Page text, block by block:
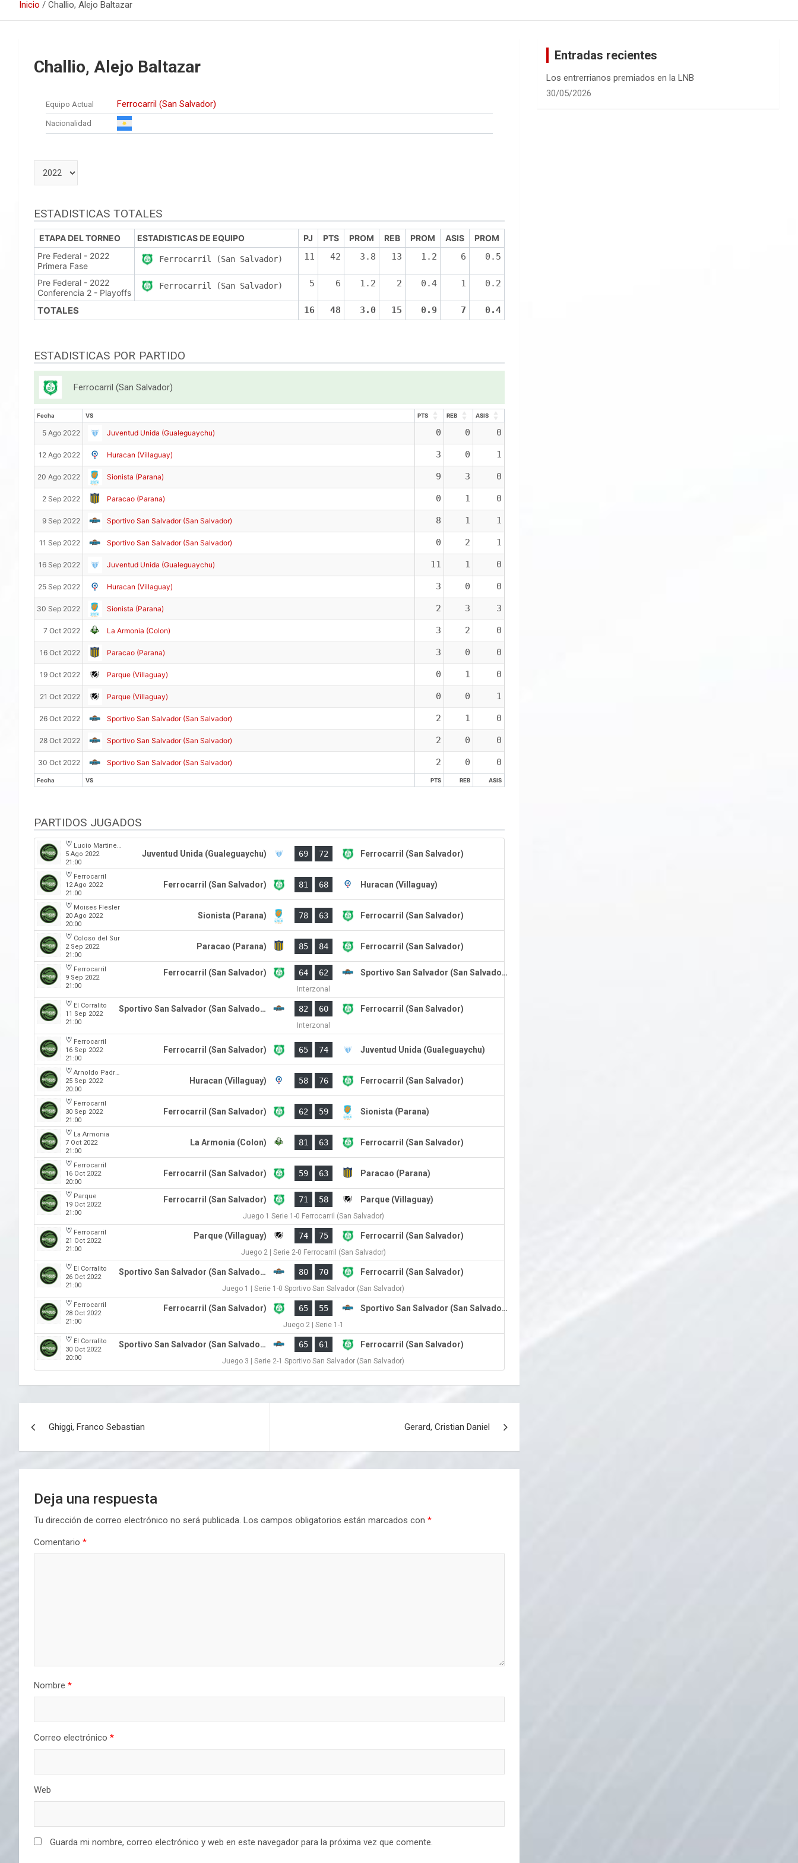
Inicio Challio, Alejo Baltazar
Challio, Alejo Baltazar
Equipo Actual Ferrocarril (San Salvador)
Nacionalidad
ESTADISTICAS TOTALES
ETAPA DEL TORNEO ESTADISTICAS DE EQUIPO PJ PTS PROM REB PROM ASIS
PROM
Pre Federal - 2022
Primera Fase
Ferrocarril (San Salvador) 11 42 3.8 13 1.2 6 0.5
Pre Federal - 2022
Conferencia 2 - Playoffs
Ferrocarril (San Salvador) 5 6 1.2 2 0.4 1 0.2
TOTALES 16 48 3.0 15 0.9 7 0.4
ESTADISTICAS POR PARTIDO
Ferrocarril (San Salvador)
Fecha VS PTS REB
ASIS
Fecha VS PTS REB ASIS
5 Ago 2022 Juventud Unida (Gualeguaychu) 0 0 0
12 Ago 2022 Huracan (Villaguay) 3 0 1
20 Ago 2022 Sionista (Parana) 9 3 0
2 Sep 2022 Paracao (Parana) 0 1 0
9 Sep 2022 Sportivo San Salvador (San Salvador) 8 1 1
11 Sep 2022 Sportivo San Salvador (San Salvador) 0 2 1
16 Sep 2022 Juventud Unida (Gualeguaychu) 11 1 0
25 Sep 2022 Huracan (Villaguay) 3 0 0
30 Sep 2022 Sionista (Parana) 2 3 3
7 Oct 2022 La Armonia (Colon) 3 2 0
16 Oct 2022 Paracao (Parana) 3 0 0
19 Oct 2022 Parque (Villaguay) 0 1 0
21 Oct 2022 Parque (Villaguay) 0 0 1
26 Oct 2022 Sportivo San Salvador (San Salvador) 2 1 0
28 Oct 2022 Sportivo San Salvador (San Salvador) 2 0 0
30 Oct 2022 Sportivo San Salvador (San Salvador) 2 0 0
Fecha VS PTS REB ASIS
PARTIDOS JUGADOS
Lucio Martinez Garbino
5 Ago 2022
21:00
Juventud Unida (Gualeguaychu) 69 72 Ferrocarril (San Salvador)
Ferrocarril
12 Ago 2022
21:00
Ferrocarril (San Salvador) 81 68 Huracan (Villaguay)
Moises Flesler
20 Ago 2022
20:00
Sionista (Parana) 78 63 Ferrocarril (San Salvador)
Coloso del Sur
2 Sep 2022
21:00
Paracao (Parana) 85 84 Ferrocarril (San Salvador)
Ferrocarril
9 Sep 2022
21:00
Ferrocarril (San Salvador) 64 62 Sportivo San Salvador (San Salvador)
Interzonal
El Corralito
11 Sep 2022
21:00
Sportivo San Salvador (San Salvador) 82 60 Ferrocarril (San Salvador)
Interzonal
Ferrocarril
16 Sep 2022
21:00
Ferrocarril (San Salvador) 65 74 Juventud Unida (Gualeguaychu)
Arnoldo Padre Lobbosco
25 Sep 2022
20:00
Huracan (Villaguay) 58 76 Ferrocarril (San Salvador)
Ferrocarril
30 Sep 2022
21:00
Ferrocarril (San Salvador) 62 59 Sionista (Parana)
La Armonia
7 Oct 2022
21:00
La Armonia (Colon) 81 63 Ferrocarril (San Salvador)
Ferrocarril
16 Oct 2022
20:00
Ferrocarril (San Salvador) 59 63 Paracao (Parana)
Parque
19 Oct 2022
21:00
Ferrocarril (San Salvador) 71 58 Parque (Villaguay)
Juego 1 Serie 1-0 Ferrocarril (San Salvador)
Ferrocarril
21 Oct 2022
21:00
Parque (Villaguay) 74 75 Ferrocarril (San Salvador)
Juego 2 | Serie 2-0 Ferrocarril (San Salvador)
El Corralito
26 Oct 2022
21:00
Sportivo San Salvador (San Salvador) 80 70 Ferrocarril (San Salvador)
Juego 1 | Serie 1-0 Sportivo San Salvador (San Salvador)
Ferrocarril
28 Oct 2022
21:00
Ferrocarril (San Salvador) 65 55 Sportivo San Salvador (San Salvador)
Juego 2 | Serie 1-1
El Corralito
30 Oct 2022
20:00
Sportivo San Salvador (San Salvador) 65 61 Ferrocarril (San Salvador)
Juego 3 | Serie 2-1 Sportivo San Salvador (San Salvador)
entradas
Ghiggi, Franco Sebastian Gerard, Cristian Daniel
Deja una respuesta
Tu dirección de correo electrónico no será publicada. Los campos obligatorios están marcados con *
Comentario *
Nombre *
Correo electrónico *
Web
Guarda mi nombre, correo electrónico y web en este navegador para la próxima vez que comente.
Entradas recientes
Los entrerrianos premiados en la LNB
30/05/2026